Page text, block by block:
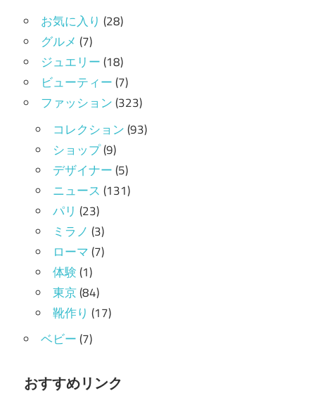
お気に入り (28)
グルメ (7)
ジュエリー(18)
ビューティー(7)
ファッション(323)
コレクション(93)
ショップ(9)
デザイナー(5)
ニュース (131)
パリ (23)
ミラノ (3)
ローマ(7)
体験(1)
東京(84)
靴作り (17)
ベビー(7)
おすすめリンク